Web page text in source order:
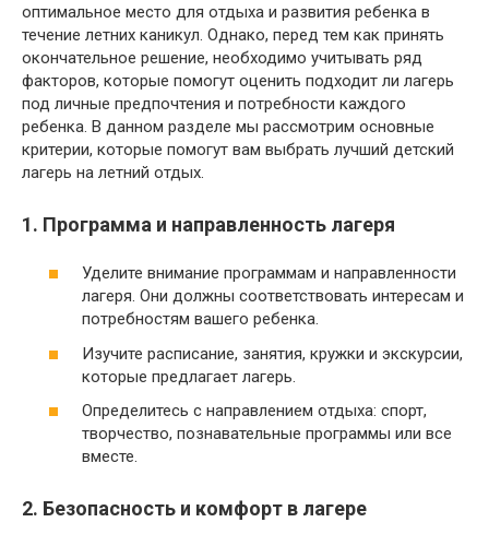
оптимальное место для отдыха и развития ребенка в
течение летних каникул. Однако, перед тем как принять
окончательное решение, необходимо учитывать ряд
факторов, которые помогут оценить подходит ли лагерь
под личные предпочтения и потребности каждого
ребенка. В данном разделе мы рассмотрим основные
критерии, которые помогут вам выбрать лучший детский
лагерь на летний отдых.
1. Программа и направленность лагеря
Уделите внимание программам и направленности
лагеря. Они должны соответствовать интересам и
потребностям вашего ребенка.
Изучите расписание, занятия, кружки и экскурсии,
которые предлагает лагерь.
Определитесь с направлением отдыха: спорт,
творчество, познавательные программы или все
вместе.
2. Безопасность и комфорт в лагере